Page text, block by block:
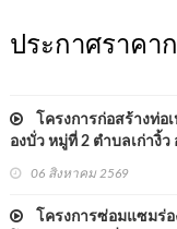
ประกาศราคา
โครงการก่อสร้างท่อ
องบั่ว หมู่ที่ 2 ตำบลเก่างิ้
06 สิงหาคม 2569
โครงการซ่อมแซมร่อ